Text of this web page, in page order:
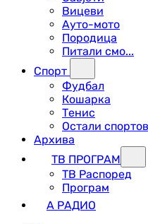
Вицеви
Ауто-мото
Породица
Питали смо...
Спорт
Фудбал
Кошарка
Тенис
Остали
Архива
ТВ ПРОГРАМ
ТВ Распоред
Програм
А РАДИО